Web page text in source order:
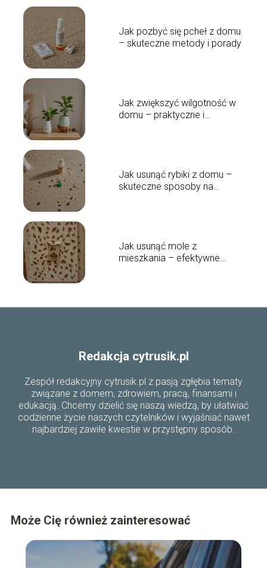
Jak pozbyć się pcheł z domu
– skuteczne metody i porady
Jak zwiększyć wilgotność w
domu – praktyczne i
Jak usunąć rybiki z domu –
skuteczne sposoby na
Jak usunąć mole z
mieszkania – efektywne
Redakcja cytrusik.pl
Zespół redakcyjny cytrusik.pl z pasją zgłębia tematy
związane z domem, zdrowiem, pracą, finansami i
edukacją. Chcemy dzielić się naszą wiedzą, by ułatwiać
codzienne życie naszych czytelników i wyjaśniać nawet
najbardziej zawiłe kwestie w przystępny sposób.
Może Cię również zainteresować